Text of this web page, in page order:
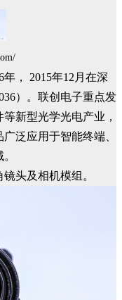
， 2015年12月在深
）。联创电子重点发
新型光学光电产业，
泛应用于智能终端、
头及相机模组。